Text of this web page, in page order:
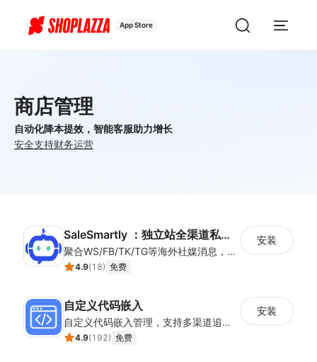
App Store
商店管理
自动化降本提效，智能客服助力增长
安全支持财务运营
SaleSmartly ：独立站全渠道私域神器
聚合WS/FB/TK/TG等海外社媒消息，一站式集中管理，集成客户管理（SCRM）、多语言实时翻译及智能群发功能，助力独立站卖家高效协同跨境沟通。
4.9(18) 免费
安装
自定义代码嵌入
自定义代码嵌入管理，支持多渠道追踪与营销活动配置
4.9(192) 免费
安装